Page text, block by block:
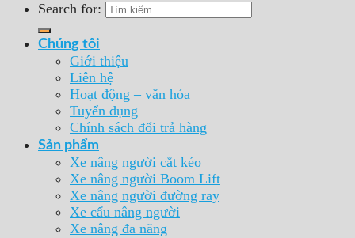
Search for:
Chúng tôi
Giới thiệu
Liên hệ
Hoạt động – văn hóa
Tuyển dụng
Chính sách đổi trả hàng
Sản phẩm
Xe nâng người cắt kéo
Xe nâng người Boom Lift
Xe nâng người đường ray
Xe cẩu nâng người
Xe nâng đa năng